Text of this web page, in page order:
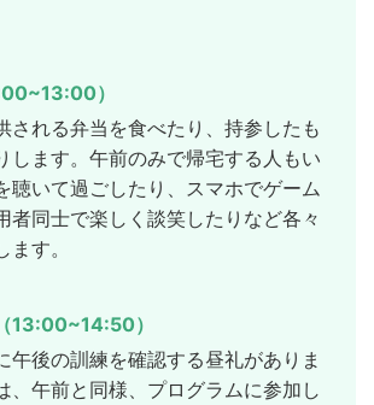
）
される弁当を食べたり、持参したも
します。午前のみで帰宅する人もい
聴いて過ごしたり、スマホでゲーム
者同士で楽しく談笑したりなど各々
す。
13:00~14:50）
午後の訓練を確認する昼礼がありま
、午前と同様、プログラムに参加し